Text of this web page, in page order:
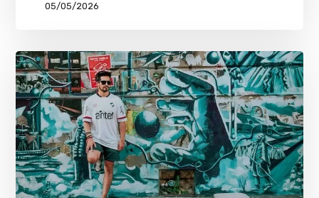
05/05/2026